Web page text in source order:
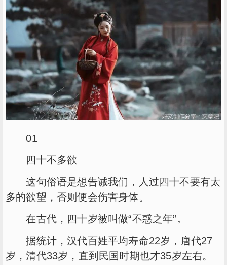
01
四十不多欲
这句俗语是想告诫我们，人过四十不要有太
多的欲望，否则便会伤害身体。
在古代，四十岁被叫做“不惑之年”。
据统计，汉代百姓平均寿命22岁，唐代27
岁，清代33岁，直到民国时期也才35岁左右。